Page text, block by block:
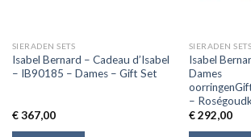
SIERADEN SETS
Isabel Bernard – Cadeau d’Isabel
– IB90185 – Dames – Gift Set
€367,00
SIERADEN SETS
Isabel
Dames
–
€292,00